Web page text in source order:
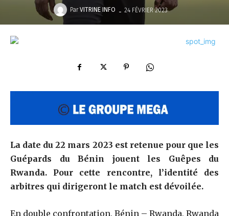
Par VITRINE INFO - 24 FÉVRIER 2023
La date du 22 mars 2023 est retenue pour que les
Guépards du Bénin jouent les Guêpes du
Rwanda. Pour cette rencontre, l’identité des
arbitres qui dirigeront le match est dévoilée.
En double confrontation, Bénin – Rwanda, Rwanda